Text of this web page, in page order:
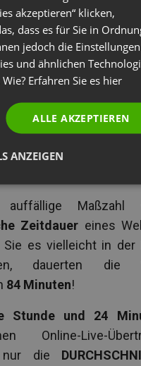
Webinare
haben insgesamt
gewonnen!
bleiben die
im
auffällige Maßzahl
Zeitdauer eines
Sie es vielleicht in der
dauerten die
84 Minuten!
Stunde und 24
Online-Live-
die
akzeptieren“ klicken,
dass es für Sie in
jedoch die Einstellungen
und ähnlichen
Erfahren Sie es hier
ALLE AKZEPTIEREN
ANZEIGEN